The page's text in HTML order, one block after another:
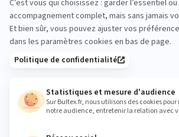
En quoi consiste le service 101 nuits
Quel matelas Bultex choisir ?
La hauteur du matelas influence t'elle la